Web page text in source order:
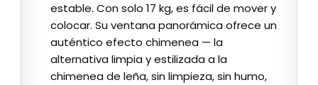
estable. Con solo 17 kg, es fácil de mover y
colocar. Su ventana panorámica ofrece un
auténtico efecto chimenea — la
alternativa limpia y estilizada a la
chimenea de leña, sin limpieza, sin humo,